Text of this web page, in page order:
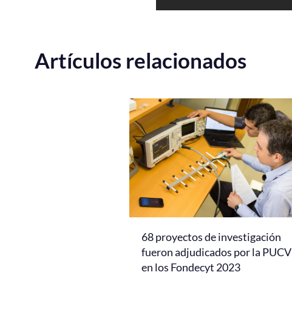
Artículos relacionados
68 proyectos de investigación
fueron adjudicados por la PUCV
en los Fondecyt 2023